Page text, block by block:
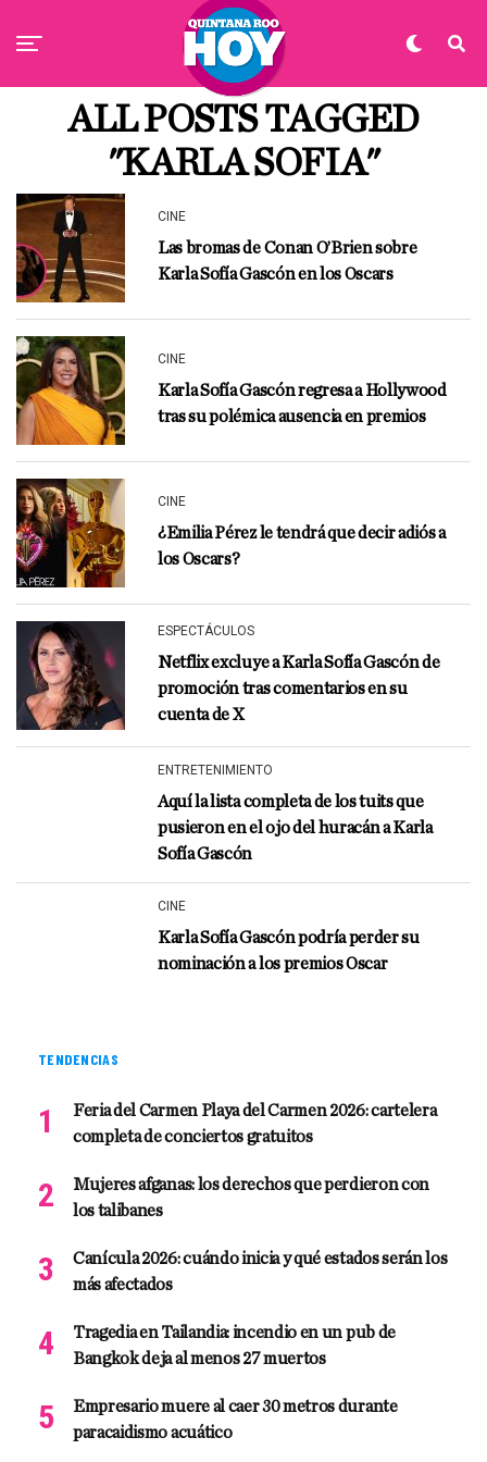
ALL POSTS TAGGED
"KARLA SOFIA"
CINE
Las bromas de Conan O’Brien sobre
Karla Sofía Gascón en los Oscars
CINE
Karla Sofía Gascón regresa a Hollywood
tras su polémica ausencia en premios
CINE
¿Emilia Pérez le tendrá que decir adiós a
los Oscars?
ESPECTÁCULOS
Netflix excluye a Karla Sofía Gascón de
promoción tras comentarios en su
cuenta de X
ENTRETENIMIENTO
Aquí la lista completa de los tuits que
pusieron en el ojo del huracán a Karla
Sofía Gascón
CINE
Karla Sofía Gascón podría perder su
nominación a los premios Oscar
TENDENCIAS
Feria del Carmen Playa del Carmen 2026: cartelera
completa de conciertos gratuitos
Mujeres afganas: los derechos que perdieron con
los talibanes
Canícula 2026: cuándo inicia y qué estados serán los
más afectados
Tragedia en Tailandia: incendio en un pub de
Bangkok deja al menos 27 muertos
Empresario muere al caer 30 metros durante
paracaidismo acuático